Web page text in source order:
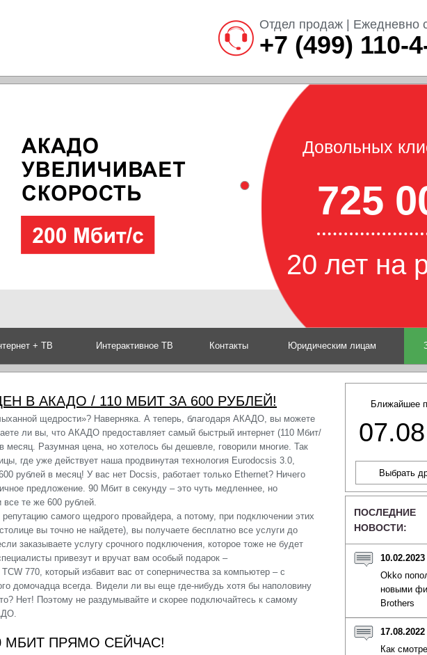
Отдел продаж | Ежедневно
+7 (499) 110-
Довольных
725
20 лет на
+ ТВ Интерактивное ТВ Контакты Юридическим лицам
Ближайшее
ПОСЛЕДНИЕ
НОВОСТИ:
10.02.2023
Okko
новыми
Brothers
17.08.2022
Как
В АКАДО / 110 МБИТ ЗА 600 РУБЛЕЙ!
щедрости»? Наверняка. А теперь, благодаря АКАДО, вы можете
ли вы, что АКАДО предоставляет самый быстрый интернет (110 Мбит/
месяц. Разумная цена, но хотелось бы дешевле, говорили многие. Так
где уже действует наша продвинутая технология Eurodocsis 3.0,
рублей в месяц! У вас нет Docsis, работает только Ethernet? Ничего
предложение. 90 Мбит в секунду – это чуть медленнее, но
все те же 600 рублей.
самого щедрого провайдера, а потому, при подключении этих
вы точно не найдете), вы получаете бесплатно все услуги до
заказываете услугу срочного подключения, которое тоже не будет
привезут и вручат вам особый подарок –
770, который избавит вас от соперничества за компьютер – с
домочадца всегда. Видели ли вы еще где-нибудь хотя бы наполовину
Нет! Поэтому не раздумывайте и скорее подключайтесь к самому
МБИТ ПРЯМО СЕЙЧАС!